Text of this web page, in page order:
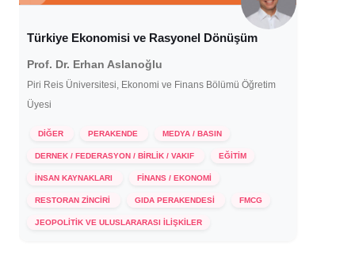
Türkiye Ekonomisi ve Rasyonel Dönüşüm
Prof. Dr. Erhan Aslanoğlu
Piri Reis Üniversitesi, Ekonomi ve Finans Bölümü Öğretim
Üyesi
DİĞER PERAKENDE MEDYA / BASIN
DERNEK / FEDERASYON / BİRLİK / VAKIF EĞİTİM
İNSAN KAYNAKLARI FİNANS / EKONOMİ
RESTORAN ZİNCİRİ GIDA PERAKENDESİ FMCG
JEOPOLİTİK VE ULUSLARARASI İLİŞKİLER